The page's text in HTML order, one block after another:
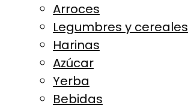
Arroces
Legumbres y cereales
Harinas
Azúcar
Yerba
Bebidas